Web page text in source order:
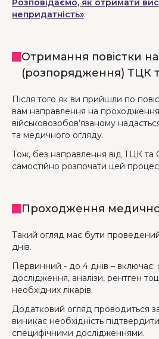
Розповідаємо, як отримати
непридатність».
Отримання повістки
(розпорядження) ТЦК
Після того як ви прийшли по
вам направлення на
військовозобов’язаному
та медичного огляду.
Тож, без направлення від ТЦК
самостійно розпочати цей
Проходження
Такий огляд має бути
днів.
Первинний - до 4 днів – включає:
дослідження, аналізи, рентген
необхідних лікарів.
Додатковий огляд проводиться
виникає необхідність
специфічними дослідженнями.